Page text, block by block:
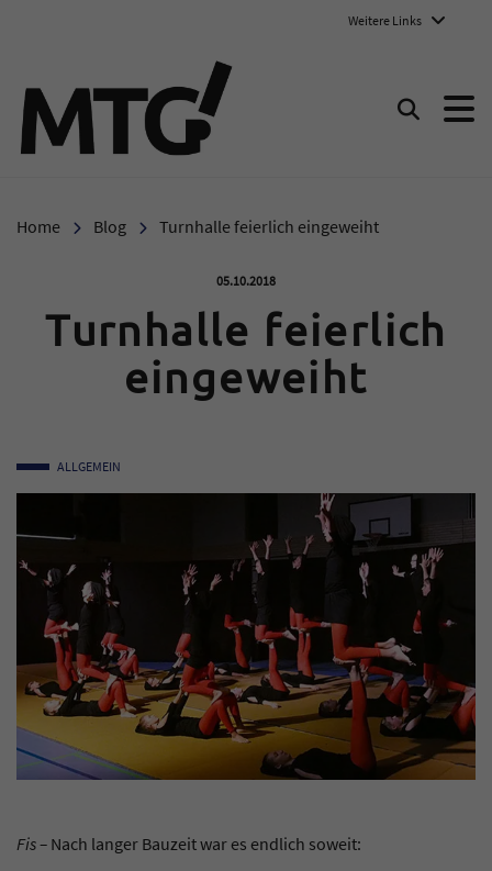
Weitere Links
Suchen
Home Blog Turnhalle feierlich eingeweiht
Veröffentlicht am:
05.10.2018
Turnhalle feierlich
eingeweiht
ALLGEMEIN
Fis – Nach langer Bauzeit war es endlich soweit: